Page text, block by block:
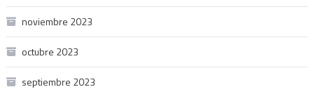
noviembre 2023
octubre 2023
septiembre 2023